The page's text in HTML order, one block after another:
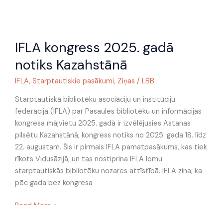
IFLA kongress 2025. gadā
notiks Kazahstānā
IFLA, Starptautiskie pasākumi, Ziņas / LBB
Starptautiskā bibliotēku asociāciju un institūciju
federācija (IFLA) par Pasaules bibliotēku un informācijas
kongresa mājvietu 2025. gadā ir izvēlējusies Astanas
pilsētu Kazahstānā, kongress notiks no 2025. gada 18. līdz
22. augustam. Šis ir pirmais IFLA pamatpasākums, kas tiek
rīkots Vidusāzijā, un tas nostiprina IFLA lomu
starptautiskās bibliotēku nozares attīstībā. IFLA zina, ka
pēc gada bez kongresa
kongress
gadā
notiks